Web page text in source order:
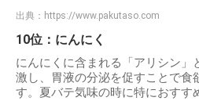
出典： https://www.pakutaso.com
10位：にんにく
にんにくに含まれる「アリシン」
激し、胃液の分泌を促すことで食
す。夏バテ気味の時に特におすす